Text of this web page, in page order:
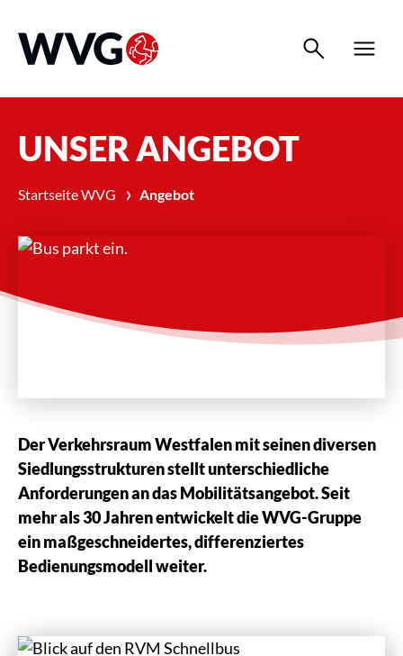
search menu
UNSER ANGEBOT
Startseite WVG › Angebot
Der Verkehrsraum Westfalen mit seinen diversen
Siedlungsstrukturen stellt unterschiedliche
Anforderungen an das Mobilitätsangebot. Seit
mehr als 30 Jahren entwickelt die WVG-Gruppe
ein maßgeschneidertes, differenziertes
Bedienungsmodell weiter.